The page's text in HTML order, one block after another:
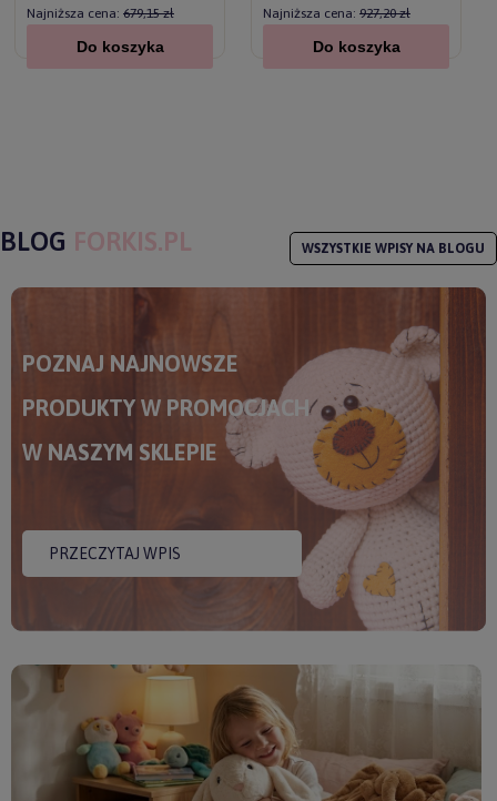
Najniższa cena: 679,15 zł
Do koszyka
Najniższa cena: 927,20 zł
Do koszyka
BLOG FORKIS.PL WSZYSTKIE WPISY NA BLOGU
POZNAJ NAJNOWSZE
PRODUKTY W PROMOCJACH
W NASZYM SKLEPIE
PRZECZYTAJ WPIS